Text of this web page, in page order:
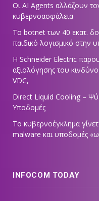
Οι AI Agents αλλάζουν
κυβερνοασφάλεια
Το botnet των 40 εκατ.
παιδικό λογισμικό στην
Η Schneider Electric
αξιολόγησης του
VDC,
Direct Liquid Cooling –
Υποδομές
Το κυβερνοέγκλημα
malware και υποδομές
INFOCOM TODAY